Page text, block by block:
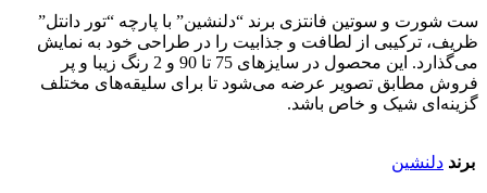
ست شورت و سوتین فانتزی برند “دلنشین” با پارچه “تور دانتل”
ظریف، ترکیبی از لطافت و جذابیت را در طراحی خود به نمایش
می‌گذارد. این محصول در سایزهای 75 تا 90 و 2 رنگ زیبا و پر
فروش مطابق تصویر عرضه می‌شود تا برای سلیقه‌های مختلف
گزینه‌ای شیک و خاص باشد.
برند دلنشین